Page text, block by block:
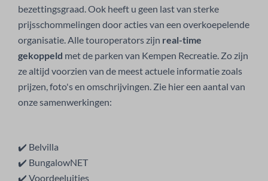
bezettingsgraad. Ook heeft u geen last van sterke
prijsschommelingen door acties van een overkoepelende
organisatie. Alle touroperators zijn real-time
gekoppeld met de parken van Kempen Recreatie. Zo zijn
ze altijd voorzien van de meest actuele informatie zoals
prijzen, foto's en omschrijvingen. Zie hier een aantal van
onze samenwerkingen:
✔️ Belvilla
✔️ BungalowNET
✔️ Voordeeluitjes